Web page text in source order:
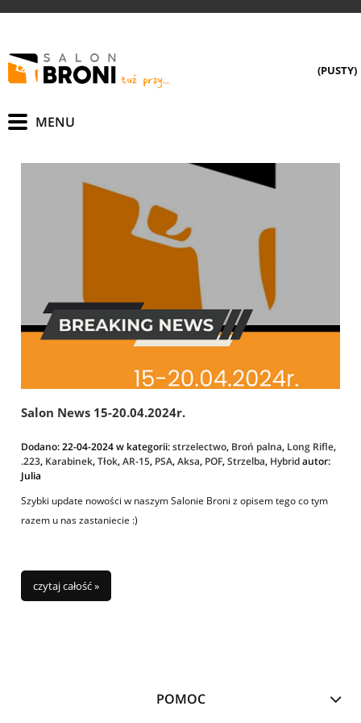
(PUSTY)
Salon News 15-20.04.2024r.
Dodano:22-04-2024w kategorii:strzelectwo, Broń palna, Long Rifle,
.223, Karabinek,Tłok,AR-15, PSA,Aksa, POF,Strzelba, Hybridautor:
Julia
Szybki update nowości w naszym Salonie Broni z opisem tego co tym
razem u nas zastaniecie :)
czytaj całość »
POMOC